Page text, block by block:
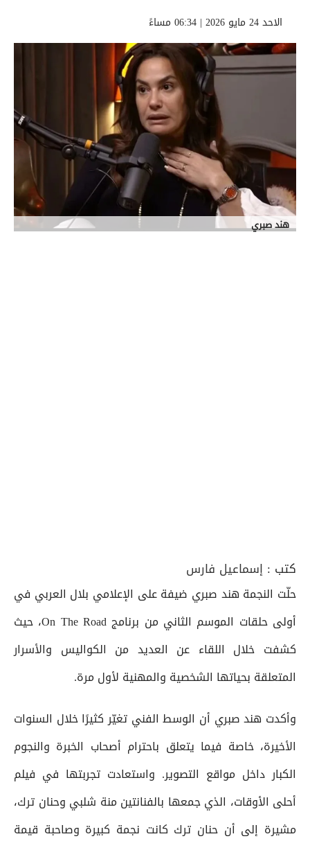
الاحد 24 مايو 2026 | 06:34 مساءً
هند صبري
كتب : إسماعيل فارس
حلّت النجمة هند صبري ضيفة على الإعلامي بلال العربي في
أولى حلقات الموسم الثاني من برنامج On The Road، حيث
كشفت خلال اللقاء عن العديد من الكواليس والأسرار
المتعلقة بحياتها الشخصية والمهنية لأول مرة.
وأكدت هند صبري أن الوسط الفني تغيّر كثيرًا خلال السنوات
الأخيرة، خاصة فيما يتعلق باحترام أصحاب الخبرة والنجوم
الكبار داخل مواقع التصوير. واستعادت تجربتها في فيلم
أحلى الأوقات، الذي جمعها بالفنانتين منة شلبي وحنان ترك،
مشيرة إلى أن حنان ترك كانت نجمة كبيرة وصاحبة قيمة